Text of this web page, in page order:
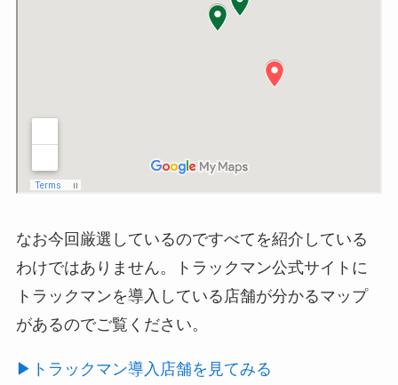
なお今回厳選しているのですべてを紹介している
わけではありません。トラックマン公式サイトに
トラックマンを導入している店舗が分かるマップ
があるのでご覧ください。
▶︎トラックマン導入店舗を見てみる